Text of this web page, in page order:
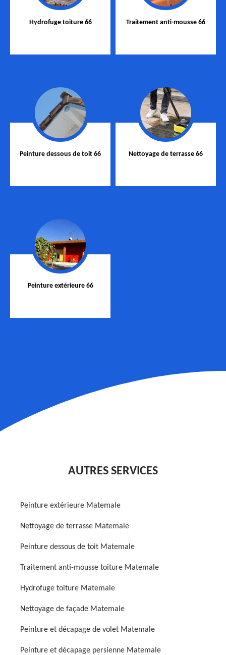
Hydrofuge toiture 66 Traitement anti-mousse 66
Peinture dessous de toit 66 Nettoyage de terrasse 66
Peinture extérieure 66
AUTRES SERVICES
Peinture extérieure Matemale
Nettoyage de terrasse Matemale
Peinture dessous de toit Matemale
Traitement anti-mousse toiture Matemale
Hydrofuge toiture Matemale
Nettoyage de façade Matemale
Peinture et décapage de volet Matemale
Peinture et décapage persienne Matemale